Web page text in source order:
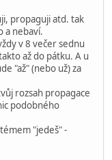
propaguji atd. tak
a nebaví.
v 8 večer sednu
až do pátku. A u
"až" (nebo už) za
rozsah propagace
podobného
"jedeš" -